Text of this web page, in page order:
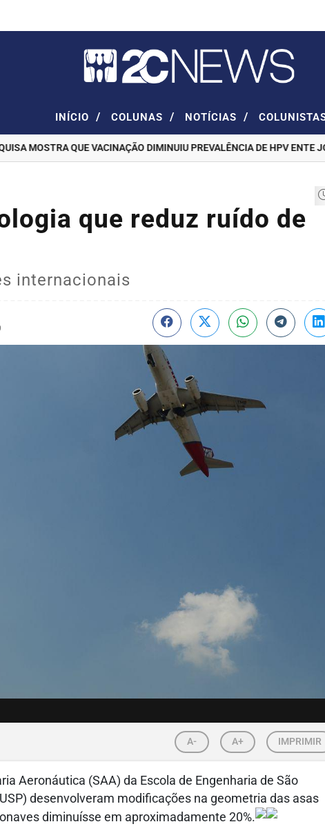
INÍCIO / COLUNAS / NOTÍCIAS /
MOSTRA QUE VACINAÇÃO DIMINUIU PREVALÊNCIA DE HPV ENTE
que reduz ruído de
internacionais
A- A+ IMPRIMIR
Aeronáutica (SAA) da Escola de Engenharia de São
desenvolveram modificações na geometria das asas
diminuísse em aproximadamente 20%.